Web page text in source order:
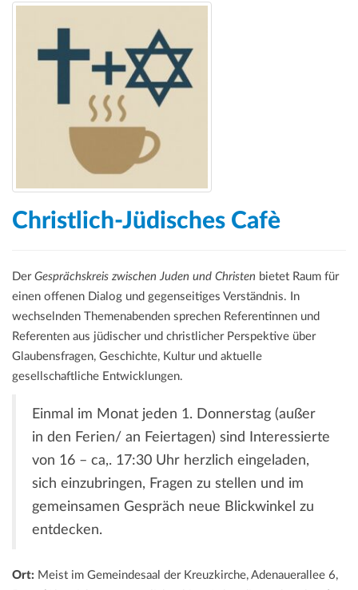
Christlich-Jüdisches Cafè
Der Gesprächskreis zwischen Juden und Christen bietet Raum für
einen offenen Dialog und gegenseitiges Verständnis. In
wechselnden Themenabenden sprechen Referentinnen und
Referenten aus jüdischer und christlicher Perspektive über
Glaubensfragen, Geschichte, Kultur und aktuelle
gesellschaftliche Entwicklungen.
Einmal im Monat jeden 1. Donnerstag (außer
in den Ferien/ an Feiertagen) sind Interessierte
von 16 – ca,. 17:30 Uhr herzlich eingeladen,
sich einzubringen, Fragen zu stellen und im
gemeinsamen Gespräch neue Blickwinkel zu
entdecken.
Ort: Meist im Gemeindesaal der Kreuzkirche, Adenauerallee 6,